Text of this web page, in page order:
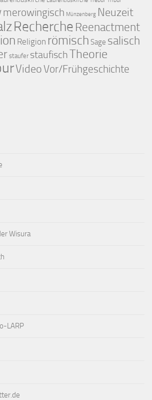
merowingisch Münzenberg Neuzeit
Recherche Reenactment
Religion römisch Sage salisch
staufer staufischTheorie
VideoVor/Frühgeschichte
Wisura
LARP